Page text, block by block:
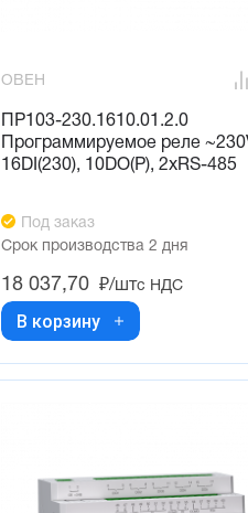
ОВЕН
ПР103-230.1610.01.2.0
Программируемое реле
16DI(230), 10DO(Р), 2хRS-485
Под заказ
Срок производства 2 дня
18 037,70 ₽/штс НДС
В корзину